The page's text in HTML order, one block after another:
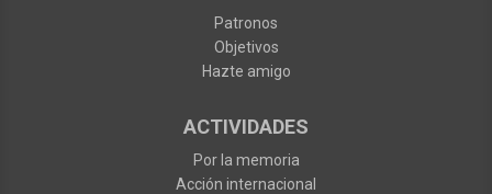
Patronos
Objetivos
Hazte amigo
ACTIVIDADES
Por la memoria
Acción internacional